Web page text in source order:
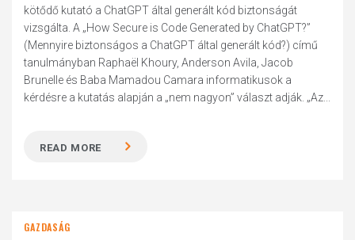
kötődő kutató a ChatGPT által generált kód biztonságát
vizsgálta. A „How Secure is Code Generated by ChatGPT?”
(Mennyire biztonságos a ChatGPT által generált kód?) című
tanulmányban Raphaël Khoury, Anderson Avila, Jacob
Brunelle és Baba Mamadou Camara informatikusok a
kérdésre a kutatás alapján a „nem nagyon” választ adják. „Az...
READ MORE
GAZDASÁG